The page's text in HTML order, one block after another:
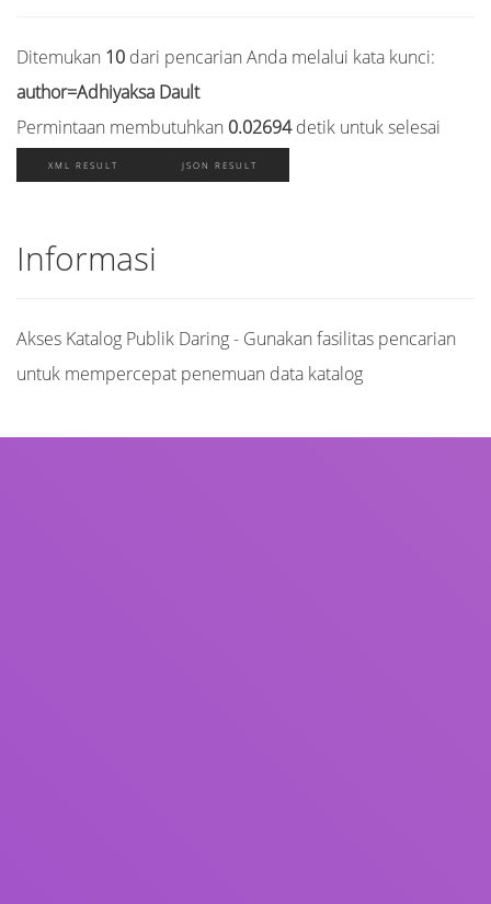
Ditemukan 10 dari pencarian Anda melalui kata kunci:
author=Adhiyaksa Dault
Permintaan membutuhkan 0.02694detik untuk selesai
XML RESULT JSON RESULT
Informasi
Akses Katalog Publik Daring - Gunakan fasilitas pencarian
untuk mempercepat penemuan data katalog